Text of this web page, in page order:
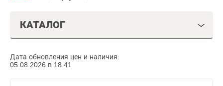
КАТАЛОГ
Дата обновления цен и наличия:
05.08.2026 в 18:41